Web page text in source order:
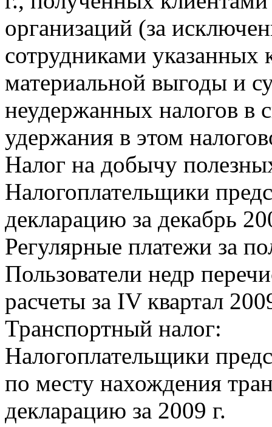
организаций (за
сотрудниками указанных
материальной выгоды и
неудержанных налогов в
удержания в этом
Налог на добычу
Налогоплательщики
декларацию за декабрь
Регулярные платежи за
Пользователи недр
расчеты за IV квартал
Транспортный налог:
Налогоплательщики
по месту нахождения
декларацию за 2009 г.